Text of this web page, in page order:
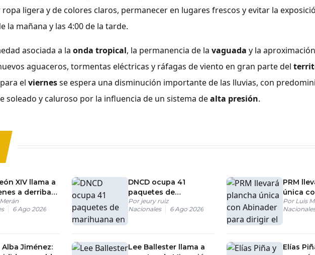
ligera y de colores claros, permanecer en lugares frescos y evitar la
la mañana y las 4:00 de la tarde.
asociada a la onda tropical, la permanencia de la vaguada y la
aguaceros, tormentas eléctricas y ráfagas de viento en gran parte del
el viernesse espera una disminución importante de las lluvias, con
soleado y caluroso por la influencia de un sistema dealta presión.
XIV llama a
a derribar
creadas por
y los
6 Ago 2026
DNCD ocupa 41
paquetes de
marihuana en carga
procedente de EE. UU.
Por jeury ruiz
Nacionales
6 Ago 2026
PRM
única
para
Por Luis
Alba Jiménez:
Lee Ballester llama a
Elías